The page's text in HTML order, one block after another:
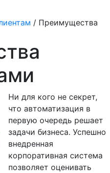
/ Преимущества
Ни для кого не секрет,
что автоматизация в
первую очередь решает
задачи бизнеса. Успешно
внедренная
корпоративная система
позволяет оценивать